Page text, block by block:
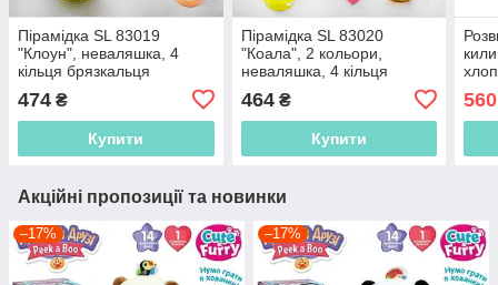
Пірамідка SL 83019
"Клоун", неваляшка, 4
кільця брязкальця
474 ₴
Купити
Пірамідка SL 83020
"Коала", 2 кольори,
неваляшка, 4 кільця
464₴
Купити
Акційні пропозиції та новинки
–17% –17%